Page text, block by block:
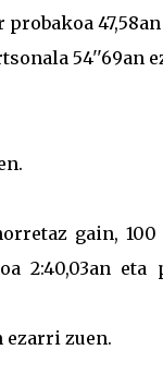
probakoa
54''69an
gain,
2:40,03an eta
ezarri zuen.